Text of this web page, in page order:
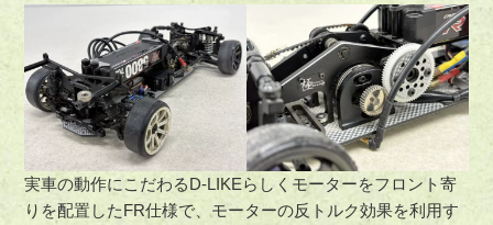
実車の動作にこだわるD-LIKEらしくモーターをフロント寄
りを配置したFR仕様で、モーターの反トルク効果を利用す